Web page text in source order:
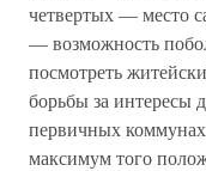
четвертых — место
— возможность
посмотреть
борьбы за интересы
первичных
максимум того